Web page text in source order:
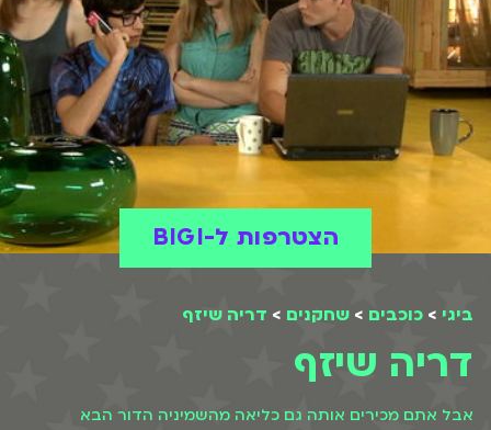
ביגי > כוכבים > שחקנים > דריה שיזף
דריה שיזף
אבל אתם מכירים אותה גם כליאה מהשמיניה הדור הבא
הצטרפות ל-BIGI